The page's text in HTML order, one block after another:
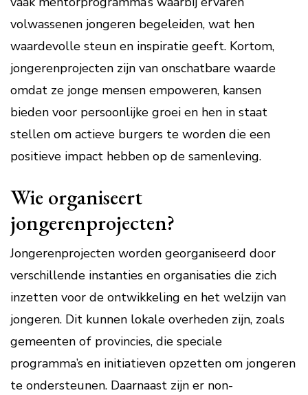
volwassenen jongeren begeleiden, wat hen
waardevolle steun en inspiratie geeft. Kortom,
jongerenprojecten zijn van onschatbare waarde
omdat ze jonge mensen empoweren, kansen
bieden voor persoonlijke groei en hen in staat
stellen om actieve burgers te worden die een
positieve impact hebben op de samenleving.
Wie organiseert
jongerenprojecten?
Jongerenprojecten worden georganiseerd door
verschillende instanties en organisaties die zich
inzetten voor de ontwikkeling en het welzijn van
jongeren. Dit kunnen lokale overheden zijn, zoals
gemeenten of provincies, die speciale
programma’s en initiatieven opzetten om jongeren
te ondersteunen. Daarnaast zijn er non-